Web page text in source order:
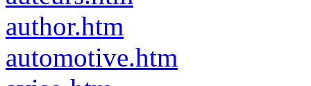
author.htm
automotive.htm